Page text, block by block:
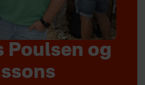
Poulsen og